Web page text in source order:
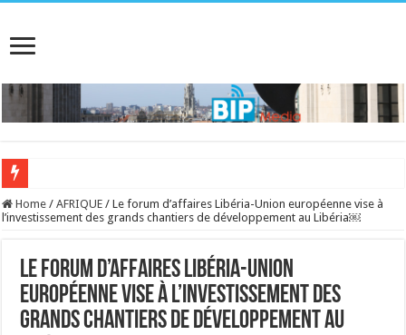
Home / AFRIQUE / Le forum d’affaires Libéria-Union européenne vise à
l’investissement des grands chantiers de développement au Libéria￼
Le forum d’affaires Libéria-Union
européenne vise à l’investissement des
grands chantiers de développement au